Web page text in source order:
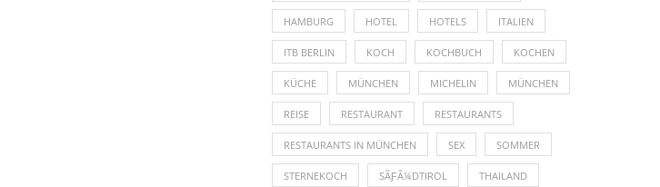
HAMBURG HOTEL HOTELS ITALIEN
ITB BERLIN KOCH KOCHBUCH KOCHEN
KÜCHE MÜNCHEN MICHELIN MÜNCHEN
REISE RESTAURANT RESTAURANTS
RESTAURANTS IN MÜNCHEN SEX SOMMER
STERNEKOCH SÃƑÂ¼DTIROL THAILAND